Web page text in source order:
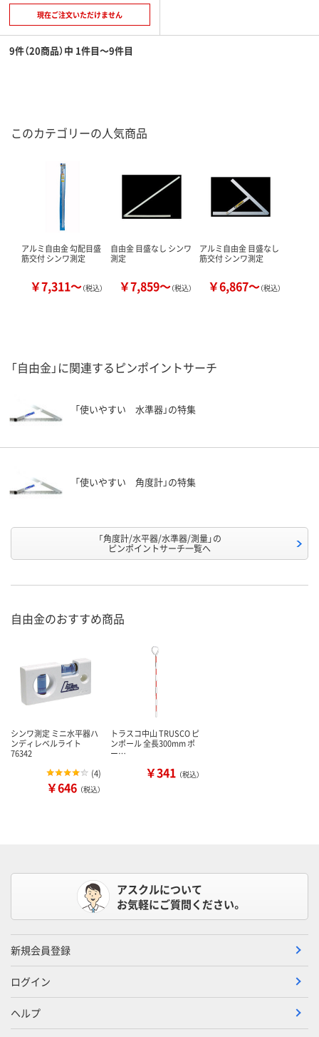
現在ご注文いただけません
9件（20商品）中 1件目～9件目
このカテゴリーの人気商品
アルミ自由金 勾配目盛
筋交付 シンワ測定
￥7,311～（税込）
自由金 目盛なし シンワ
測定
￥7,859～（税込）
アルミ自由金 目盛なし
筋交付 シンワ測定
￥6,867～（税込）
「自由金」に関連するピンポイントサーチ
「使いやすい 水準器」の特集
「使いやすい 角度計」の特集
「角度計/水平器/水準器/測量」の
ピンポイントサーチ一覧へ
自由金のおすすめ商品
シンワ測定 ミニ水平器ハ
ンディレベルライト
76342
(4)
￥646 （税込）
トラスコ中山 TRUSCO ピ
ンポール 全長300mm ポ
ー…
￥341 （税込）
アスクルについて
お気軽にご質問ください。
新規会員登録
ログイン
ヘルプ